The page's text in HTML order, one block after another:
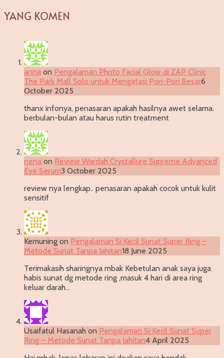
YANG KOMEN
anna on Pengalaman Photo Facial Glow di ZAP Clinic
The Park Mall Solo untuk Mengatasi Pori-Pori Besar6
October 2025
thanx infonya, penasaran apakah hasilnya awet selama.
berbulan-bulan atau harus rutin treatment
nena on Review Wardah Crystallure Supreme Advanced
Eye Serum3 October 2025
review nya lengkap.. penasaran apakah cocok untuk kulit
sensitif
Kemuning on Pengalaman Si Kecil Sunat Super Ring –
Metode Sunat Tanpa Jahitan18 June 2025
Terimakasih sharingnya mbak Kebetulan anak saya juga
habis sunat dg metode ring ,masuk 4 hari di area ring
keluar darah…
Usaifatul Hasanah on Pengalaman Si Kecil Sunat Super
Ring – Metode Sunat Tanpa Jahitan4 April 2025